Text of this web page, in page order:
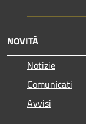
NOVITÀ
Notizie
Comunicati
Avvisi